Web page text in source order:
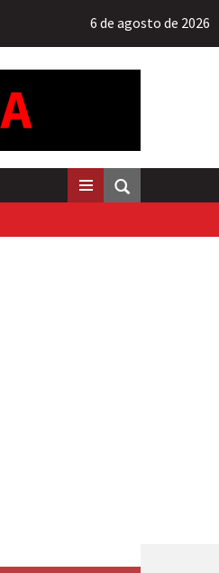
6 de agosto de 2026